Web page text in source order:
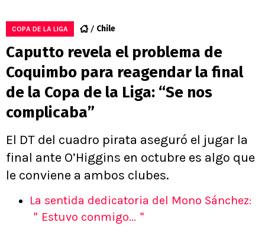
COPA DE LA LIGA Chile
Caputto revela el problema de
Coquimbo para reagendar la final
de la Copa de la Liga: “Se nos
complicaba”
El DT del cuadro pirata aseguró el jugar la
final ante O’Higgins en octubre es algo que
le conviene a ambos clubes.
La sentida dedicatoria del Mono Sánchez:
＂Estuvo conmigo...＂